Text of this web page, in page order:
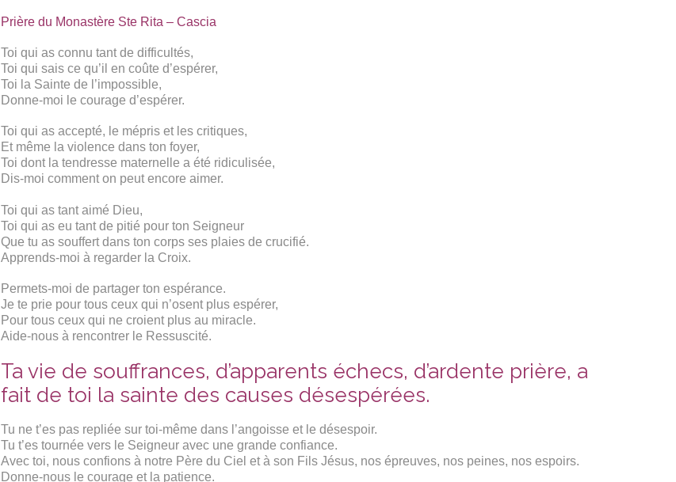
Prière du Monastère Ste Rita – Cascia
Toi qui as connu tant de difficultés,
Toi qui sais ce qu’il en coûte d’espérer,
Toi la Sainte de l’impossible,
Donne-moi le courage d’espérer.
Toi qui as accepté, le mépris et les critiques,
Et même la violence dans ton foyer,
Toi dont la tendresse maternelle a été ridiculisée,
Dis-moi comment on peut encore aimer.
Toi qui as tant aimé Dieu,
Toi qui as eu tant de pitié pour ton Seigneur
Que tu as souffert dans ton corps ses plaies de crucifié.
Apprends-moi à regarder la Croix.
Permets-moi de partager ton espérance.
Je te prie pour tous ceux qui n’osent plus espérer,
Pour tous ceux qui ne croient plus au miracle.
Aide-nous à rencontrer le Ressuscité.
Ta vie de souffrances, d’apparents échecs, d’ardente prière, a
fait de toi la sainte des causes désespérées.
Tu ne t’es pas repliée sur toi-même dans l’angoisse et le désespoir.
Tu t’es tournée vers le Seigneur avec une grande confiance.
Avec toi, nous confions à notre Père du Ciel et à son Fils Jésus, nos épreuves, nos peines, nos espoirs.
Donne-nous le courage et la patience.